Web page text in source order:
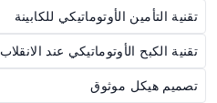
تقنية التأمين الأوتوماتيكي للكابينة
تقنية الكبح الأوتوماتيكي عند الانقلاب
تصميم هيكل موثوق